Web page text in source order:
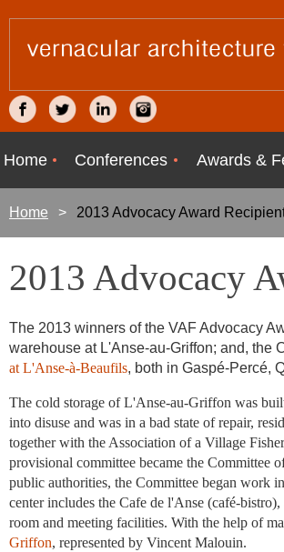
Home Conferences Awards &
Home 2013 Advocacy Award
2013 Advocacy
The 2013 winners of the VAF Advocacy
warehouse at L'Anse-au-Griffon; and, the
at L'Anse-à-Beaufils, both in Gaspé-Percé,
The cold storage of L'Anse-au-Griffon was
into disuse and was in a bad state of repair,
together with the Association of a Village
provisional committee became the Committee
public authorities, the Committee began work
center includes the Cafe de l'Anse (café-
room and meeting facilities. With the help of
Griffon, represented by Vincent Malouin.